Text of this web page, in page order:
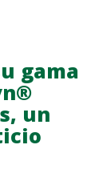
gama
un